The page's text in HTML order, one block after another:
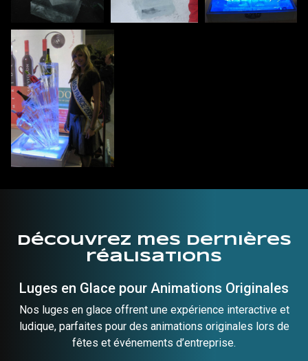
Découvrez mes dernières
réalisations
Luges en Glace pour Animations Originales
Nos luges en glace offrent une expérience interactive et
ludique, parfaites pour des animations originales lors de
fêtes et événements d’entreprise.